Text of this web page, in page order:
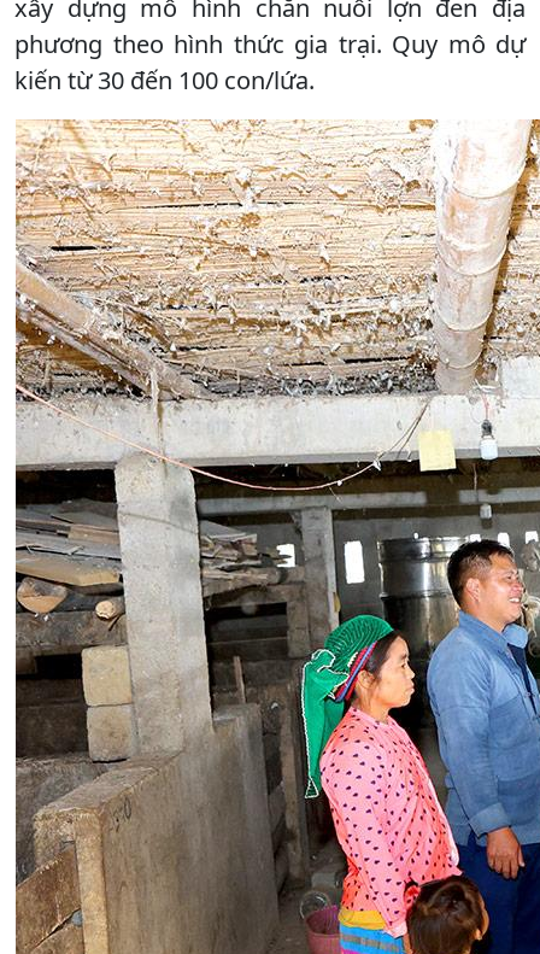
xây dựng mô hình chăn nuôi lợn đen địa
phương theo hình thức gia trại. Quy mô dự
kiến từ 30 đến 100 con/lứa.